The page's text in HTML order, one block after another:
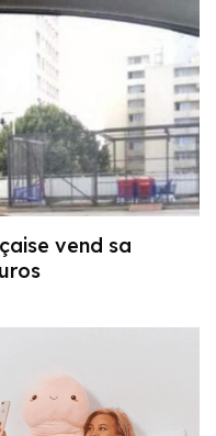
vend sa